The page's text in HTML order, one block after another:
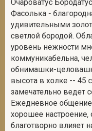
Очароватус
Фасолька -
удивительными
светлой бородой.
уровень нежности
коммуникабельна,
обнимашки-
высота в холке -- 45
замечательно ведет
Ежедневное общение
хорошее настроение,
благотворно влияет